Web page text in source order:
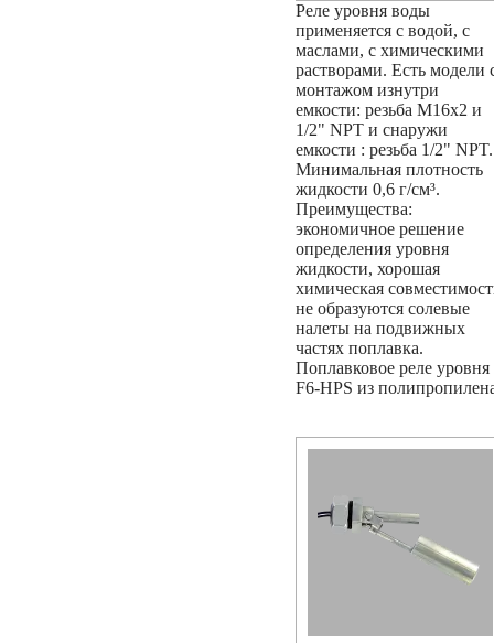
Реле уровня воды
применяется с водой, с
маслами, с химическими
растворами. Есть модели
монтажом изнутри
емкости: резьба М16х2 и
1/2" NPT и снаружи
емкости : резьба 1/2" NPT.
Минимальная плотность
жидкости 0,6 г/см³.
Преимущества:
экономичное решение
определения уровня
жидкости, хорошая
химическая
не образуются солевые
налеты на подвижных
частях поплавка.
Поплавковое реле уровня
F6-HPS из